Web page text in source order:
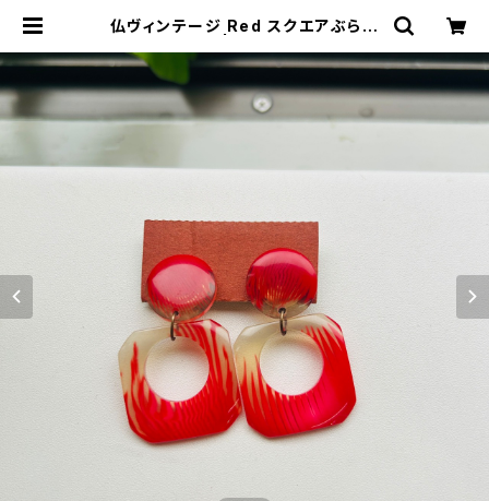
仏ヴィンテージ Red スクエアぶら下
Vintage